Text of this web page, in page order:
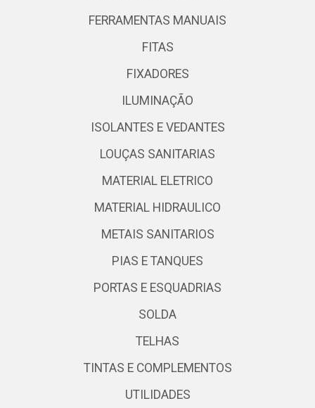
FERRAMENTAS MANUAIS
FITAS
FIXADORES
ILUMINAÇÃO
ISOLANTES E VEDANTES
LOUÇAS SANITARIAS
MATERIAL ELETRICO
MATERIAL HIDRAULICO
METAIS SANITARIOS
PIAS E TANQUES
PORTAS E ESQUADRIAS
SOLDA
TELHAS
TINTAS E COMPLEMENTOS
UTILIDADES